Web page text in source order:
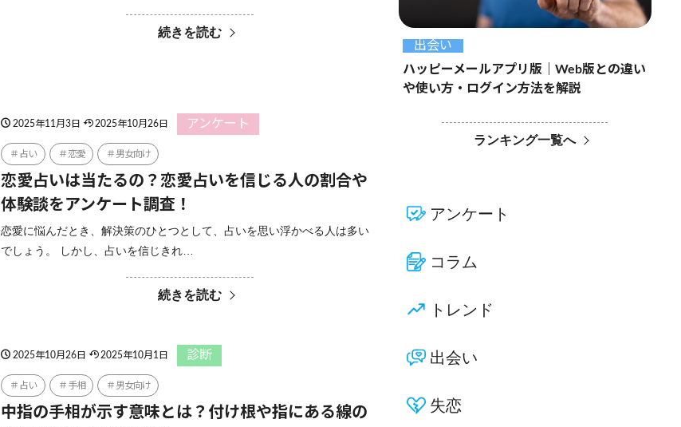
続きを読む
2025年11月3日 2025年10月26日 アンケート
占い 恋愛 男女向け
恋愛占いは当たるの？恋愛占いを信じる人の割合や
体験談をアンケート調査！
恋愛に悩んだとき、解決策のひとつとして、占いを思い浮かべる人は多い
でしょう。 しかし、占いを信じきれ…
続きを読む
2025年10月26日 2025年10月1日 診断
占い 手相 男女向け
中指の手相が示す意味とは？付け根や指にある線の
出会い
ハッピーメールアプリ版｜Web版との違い
や使い方・ログイン方法を解説
ランキング一覧へ
アンケート
コラム
トレンド
出会い
失恋